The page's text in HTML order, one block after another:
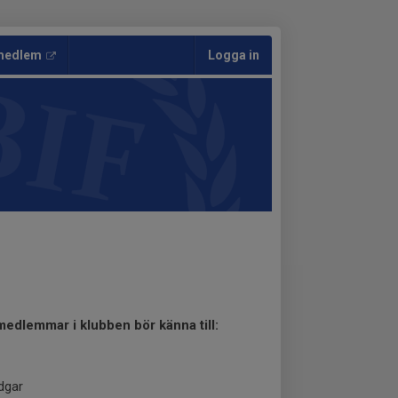
Logga in
i klubben bör känna till: